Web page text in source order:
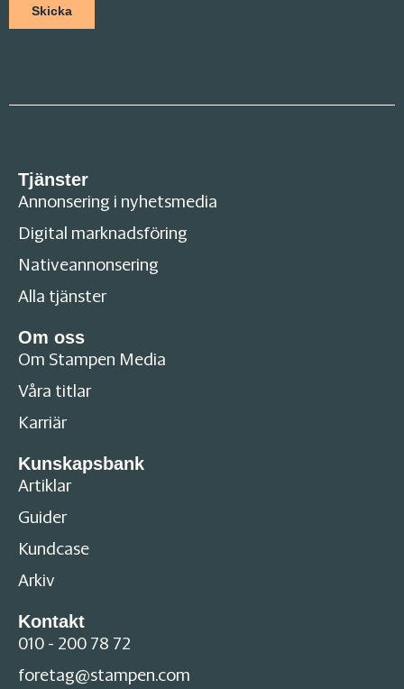
Tjänster
Annonsering i nyhetsmedia
Digital marknadsföring
Nativeannonsering
Alla tjänster
Om oss
Om Stampen Media
Våra titlar
Karriär
Kunskapsbank
Artiklar
Guider
Kundcase
Arkiv
Kontakt
010 - 200 78 72
foretag@stampen.com